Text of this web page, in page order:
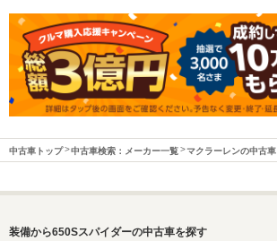
中古車トップ 中古車検索：メーカー一覧 マクラーレンの中古車
装備から650Sスパイダーの中古車を探す